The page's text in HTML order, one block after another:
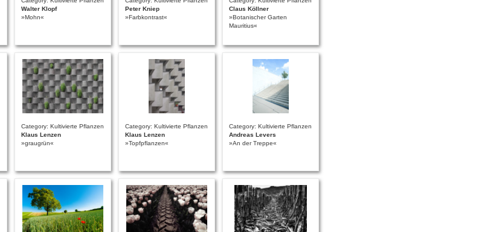
Walter Klopf
»Mohn«
Peter Kniep
»Farbkontrast«
Claus Köllner
»Botanischer Garten
Mauritius«
Category: Kultivierte Pflanzen
Klaus Lenzen
»graugrün«
Category: Kultivierte Pflanzen
Klaus Lenzen
»Topfpflanzen«
Category: Kultivierte Pflanzen
Andreas Levers
»An der Treppe«